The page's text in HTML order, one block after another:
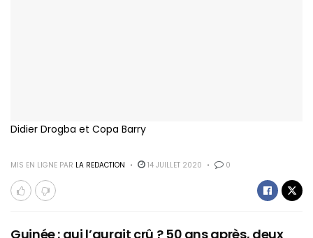
Didier Drogba et Copa Barry
MIS EN LIGNE PAR LA REDACTION 14 JUILLET 2020 0
Guinée : qui l’aurait crû ? 50 ans après, deux